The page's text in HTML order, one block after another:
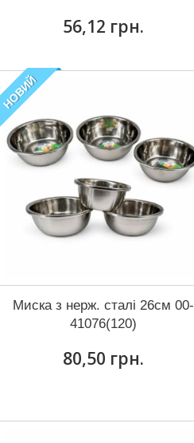
56,12 грн.
НОВИЙ
Миска з нерж. сталі 26см 00-
41076(120)
80,50 грн.